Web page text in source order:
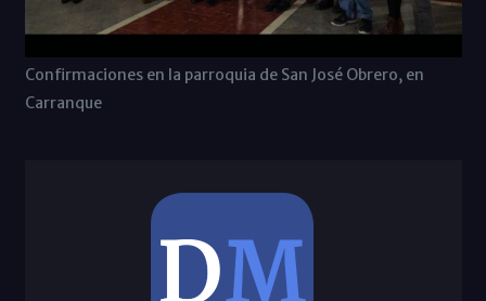
Confirmaciones en la parroquia de San José Obrero, en
Carranque